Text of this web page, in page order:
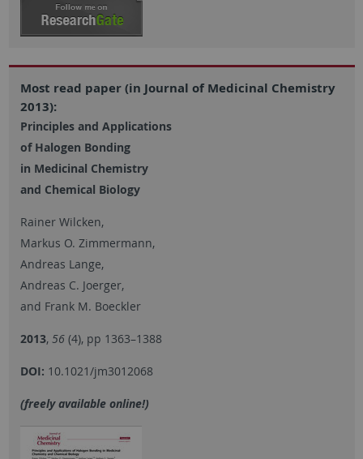
Most read paper (in Journal of Medicinal Chemistry
2013):
Principles and Applications
of Halogen Bonding
in Medicinal Chemistry
and Chemical Biology
Rainer Wilcken,
Markus O. Zimmermann,
Andreas Lange,
Andreas C. Joerger,
and Frank M. Boeckler
2013, 56(4), pp 1363–1388
DOI: 10.1021/jm3012068
(freely available online!)